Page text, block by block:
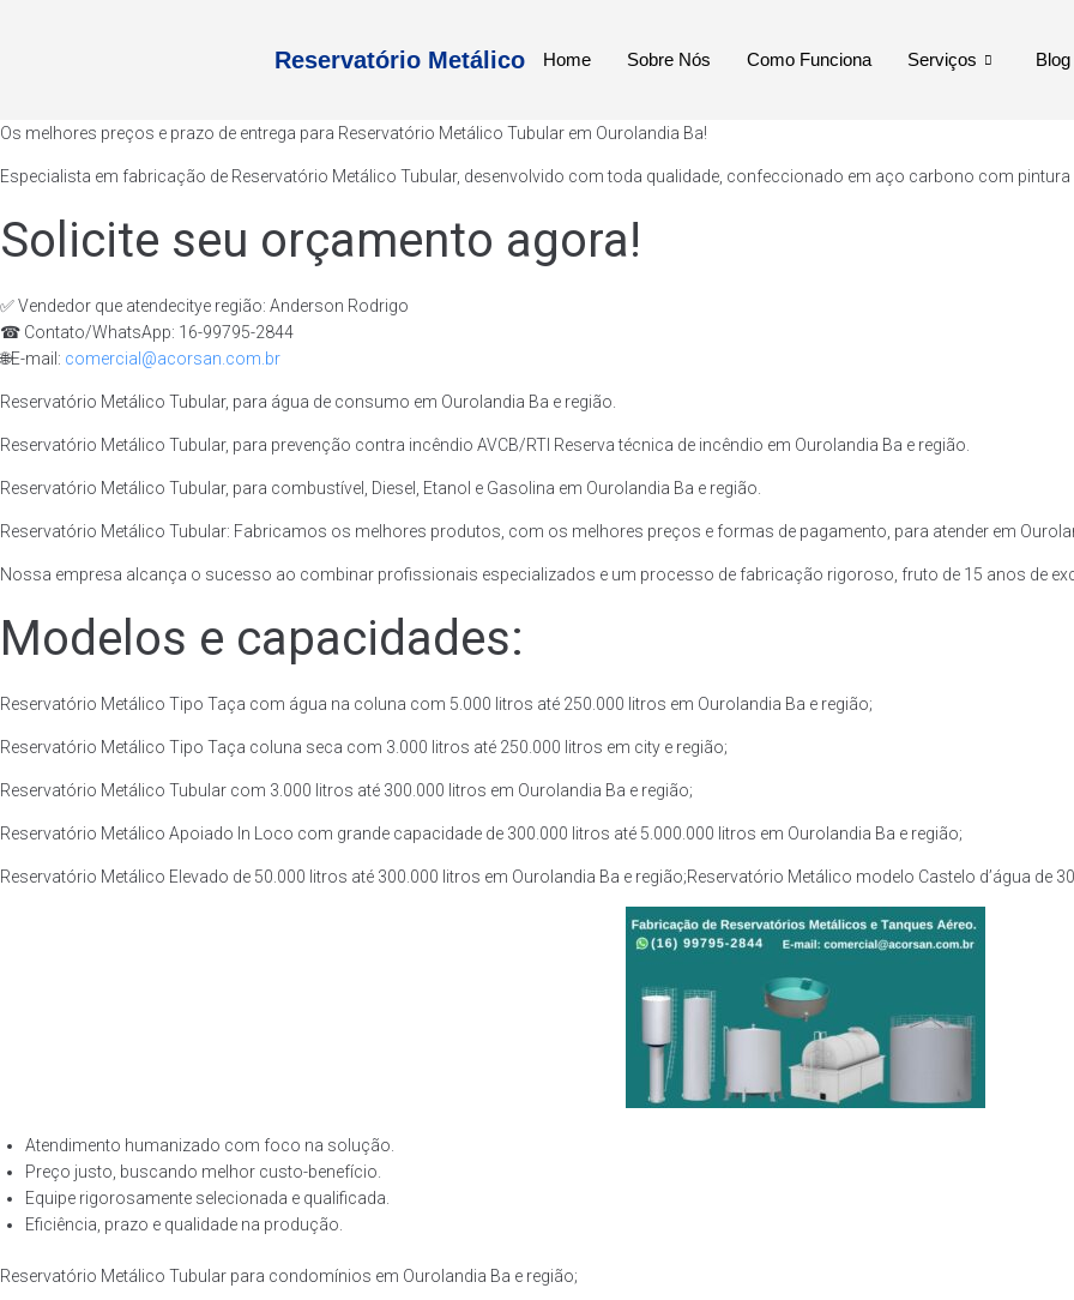
Reservatório Metálico Home Sobre Nós Como Funciona Serviços Blog
Os melhores preços e prazo de entrega para Reservatório Metálico Tubular em Ourolandia Ba!
Especialista em fabricação de Reservatório Metálico Tubular, desenvolvido com toda qualidade, confeccionado em aço carbono com pintura
Solicite seu orçamento agora!
✅ Vendedor que atendecitye região: Anderson Rodrigo
☎ Contato/WhatsApp: 16-99795-2844
🌐E-mail: comercial@acorsan.com.br
Reservatório Metálico Tubular, para água de consumo em Ourolandia Ba e região.
Reservatório Metálico Tubular, para prevenção contra incêndio AVCB/RTI Reserva técnica de incêndio em Ourolandia Ba e região.
Reservatório Metálico Tubular, para combustível, Diesel, Etanol e Gasolina em Ourolandia Ba e região.
Reservatório Metálico Tubular: Fabricamos os melhores produtos, com os melhores preços e formas de pagamento, para atender em
Nossa empresa alcança o sucesso ao combinar profissionais especializados e um processo de fabricação rigoroso, fruto de 15 anos de
Modelos e capacidades:
Reservatório Metálico Tipo Taça com água na coluna com 5.000 litros até 250.000 litros em Ourolandia Ba e região;
Reservatório Metálico Tipo Taça coluna seca com 3.000 litros até 250.000 litros em city e região;
Reservatório Metálico Tubular com 3.000 litros até 300.000 litros em Ourolandia Ba e região;
Reservatório Metálico Apoiado In Loco com grande capacidade de 300.000 litros até 5.000.000 litros em Ourolandia Ba e região;
Reservatório Metálico Elevado de 50.000 litros até 300.000 litros em Ourolandia Ba e região;Reservatório Metálico modelo Castelo d’água de
Atendimento humanizado com foco na solução.
Preço justo, buscando melhor custo-benefício.
Equipe rigorosamente selecionada e qualificada.
Eficiência, prazo e qualidade na produção.
Reservatório Metálico Tubular para condomínios em Ourolandia Ba e região;